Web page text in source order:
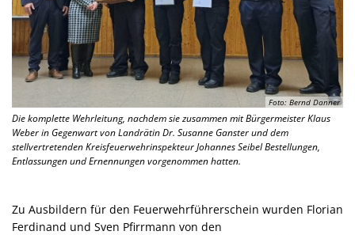
Foto: Bernd Danner
Die komplette Wehrleitung, nachdem sie zusammen mit Bürgermeister Klaus
Weber in Gegenwart von Landrätin Dr. Susanne Ganster und dem
stellvertretenden Kreisfeuerwehrinspekteur Johannes Seibel Bestellungen,
Entlassungen und Ernennungen vorgenommen hatten.
Zu Ausbildern für den Feuerwehrführerschein wurden Florian
Ferdinand und Sven Pfirrmann von den